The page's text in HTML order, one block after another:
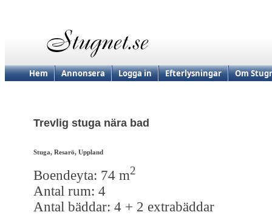
Hem Annonsera Logga in Efterlysningar Om
Trevlig stuga nära bad
Stuga, Resarö, Uppland
Boendeyta: 74 m2
Antal rum: 4
Antal bäddar: 4 + 2 extrabäddar